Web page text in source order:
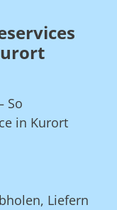
So
in Kurort
Liefern